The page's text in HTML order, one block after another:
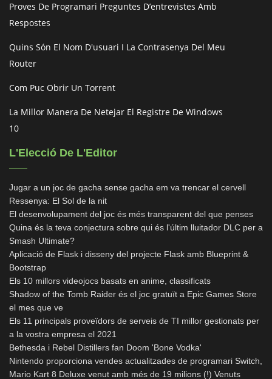
Proves De Programari Preguntes D’entrevistes Amb
Respostes
Quins Són El Nom D'usuari I La Contrasenya Del Meu
Router
Com Puc Obrir Un Torrent
La Millor Manera De Netejar El Registre De Windows
10
L'Elecció De L'Editor
Jugar a un joc de gacha sense gacha em va trencar el cervell
Ressenya: El Sol de la nit
El desenvolupament del joc és més transparent del que penses
Quina és la teva conjectura sobre qui és l'últim lluitador DLC per a
Smash Ultimate?
Aplicació de Flask i disseny del projecte Flask amb Blueprint &
Bootstrap
Els 10 millors videojocs basats en anime, classificats
Shadow of the Tomb Raider és el joc gratuït a Epic Games Store
el mes que ve
Els 11 principals proveïdors de serveis de TI millor gestionats per
a la vostra empresa el 2021
Bethesda i Rebel Distillers fan Doom 'Bone Vodka'
Nintendo proporciona vendes actualitzades de programari Switch,
Mario Kart 8 Deluxe venut amb més de 19 milions (!) Venuts